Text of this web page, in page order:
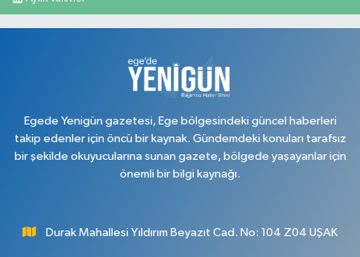
Yol Tarifi Al
Egede Yenigün gazetesi, Ege bölgesindeki güncel haberleri
takip edenler için öncü bir kaynak. Gündemdeki konuları tarafsız
bir şekilde okuyucularına sunan gazete, bölgede yaşayanlar için
önemli bir bilgi kaynağı.
Durak Mahallesi Yıldırım Beyazıt Cad. No: 104 Z04 UŞAK